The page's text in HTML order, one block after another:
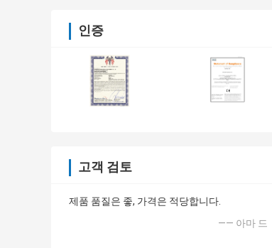
인증
고객 검토
제품 품질은 좋, 가격은 적당합니다.
—— 아마 드